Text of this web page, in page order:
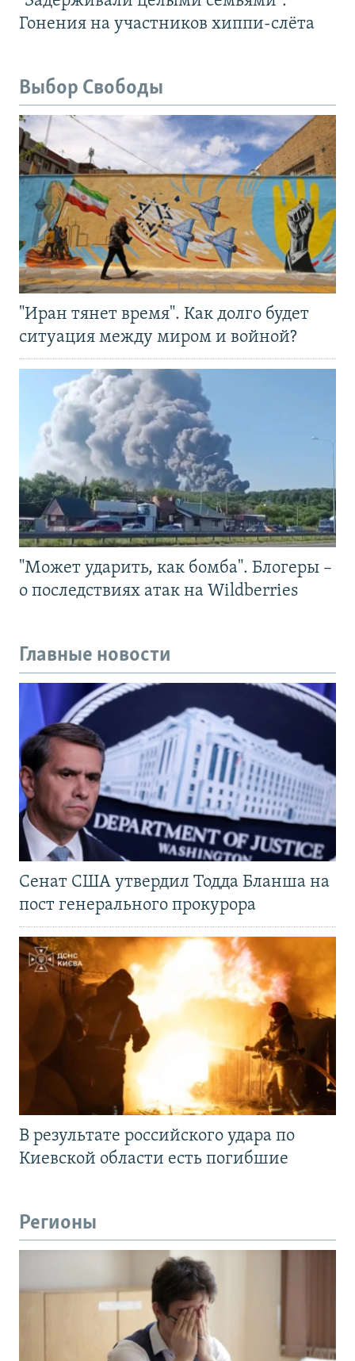
Гонения на участников хиппи-слёта
Выбор Свободы
"Иран тянет время". Как долго будет
ситуация между миром и войной?
"Может ударить, как бомба". Блогеры –
о последствиях атак на Wildberries
Главные новости
Сенат США утвердил Тодда Бланша на
пост генерального прокурора
В результате российского удара по
Киевской области есть погибшие
Регионы